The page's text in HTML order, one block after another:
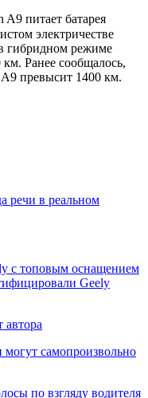
питает батарея
электричестве
гибридном режиме
км. Ранее сообщалось,
превысит 1400 км.
речи в реальном
с топовым оснащением
Geely
автора
самопроизвольно
по взгляду водителя